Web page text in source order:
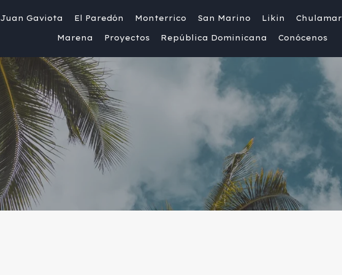
Juan Gaviota El Paredón Monterrico San Marino Likin Chulamar
Marena Proyectos República Dominicana Conócenos